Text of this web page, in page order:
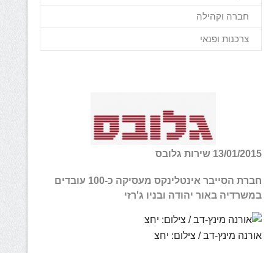
חברה וקהילה
צרכנות ופנאי
13/01/2015 שירות גלובס
חברת הסייבר אינטלינקס מעסיקה כ-100 עובדים
במשרדיה באור יהודה ובניו ג'רזי
אורנה מינץ-דב / צילום: יחצ